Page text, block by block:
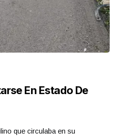
En Estado De
que circulaba en su